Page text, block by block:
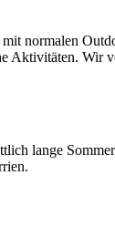
normalen
Aktivitäten. Wir
lange